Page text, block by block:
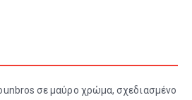
σε μαύρο χρώμα, σχεδιασμένο